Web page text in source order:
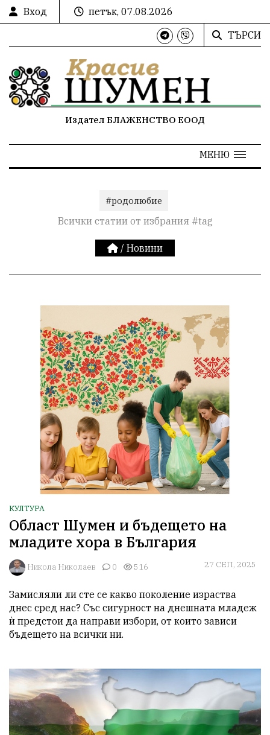
Вход
петък, 07.08.2026
ТЪРСИ
Издател БЛАЖЕНСТВО ЕООД
МЕНЮ
#родолюбие
Всички статии от избрания #tag
/ Новини
КУЛТУРА
Област Шумен и бъдещето на
младите хора в България
Никола Николаев 0 516 27 СЕП, 2025
Замисляли ли сте се какво поколение израства
днес сред нас? Със сигурност на днешната младеж
ѝ предстои да направи избори, от които зависи
бъдещето на всички ни.